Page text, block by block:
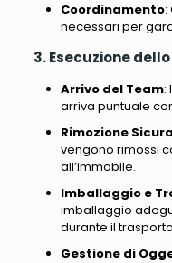
Coordinamento:
necessari per
3. Esecuzione
Arrivo del Team:
arriva puntuale
Rimozione
vengono rimossi
all’immobile.
Imballaggio e
imballaggio
durante il
Gestione di